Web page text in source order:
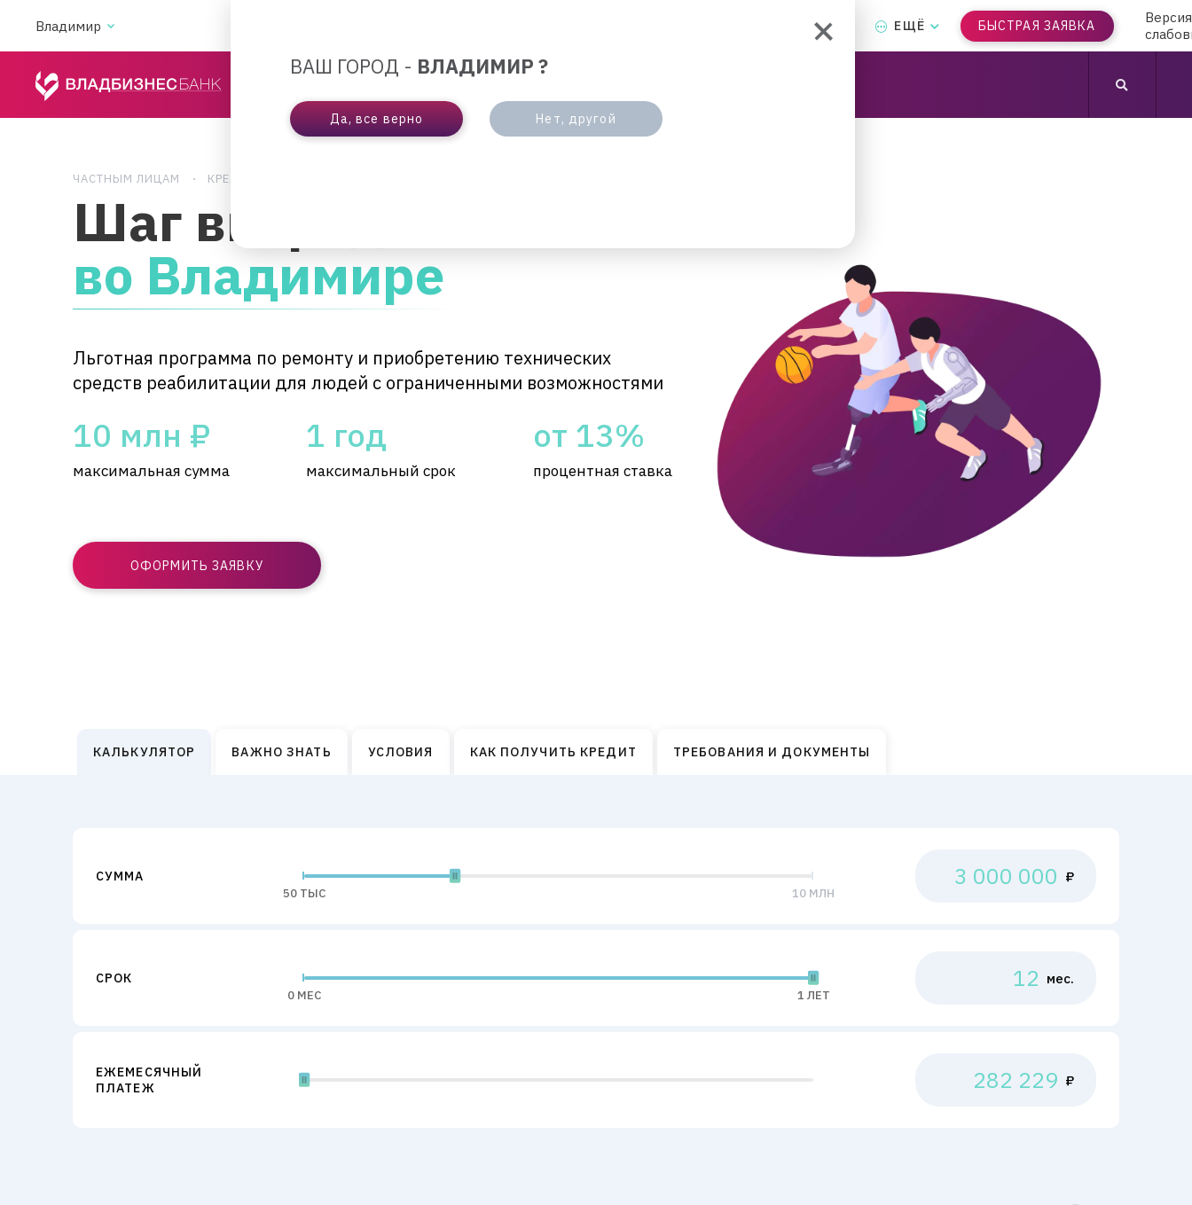
Владимир
ВАШ ГОРОД - ВЛАДИМИР ?
Да, все верно Нет, другой
ИНТЕРНЕТ-БАНК ЕЩЁ БЫСТРАЯ ЗАЯВКА
ЧАСТНЫМ ЛИЦАМ КРЕДИТОВАНИЕ
Шаг вперед
во Владимире
Льготная программа по ремонту и приобретению технических
средств реабилитации для людей с ограниченными возможностями
10 млн ₽
максимальная сумма
1 год
максимальный срок
от 13%
процентная ставка
ОФОРМИТЬ ЗАЯВКУ
КАЛЬКУЛЯТОР ВАЖНО ЗНАТЬ УСЛОВИЯ КАК ПОЛУЧИТЬ КРЕДИТ ТРЕБОВАНИЯ И ДОКУМЕНТЫ
СУММА
50 ТЫС 10 МЛН
₽
СРОК
0 МЕС 1 ЛЕТ
мес.
ЕЖЕМЕСЯЧНЫЙ
ПЛАТЕЖ
₽